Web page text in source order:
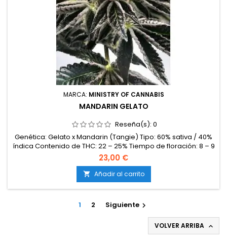
MARCA: MINISTRY OF CANNABIS
MANDARIN GELATO
Reseña(s): 0
Genética: Gelato x Mandarin (Tangie) Tipo: 60% sativa / 40%
índica Contenido de THC: 22 – 25% Tiempo de floración: 8 – 9
semanas en interior Producción en interior: 500 – 600 g/m²
Producción en exterior: Hasta 750 g/planta Altura: 120 – 150
cm en interior; hasta 220 cm en exterior Aromas y
sabores: Cítrico, dulce, afrutado y cremoso Efectos: Potentes
y...
23,00 €
 Añadir al carrito
1 2 Siguiente 
VOLVER ARRIBA 